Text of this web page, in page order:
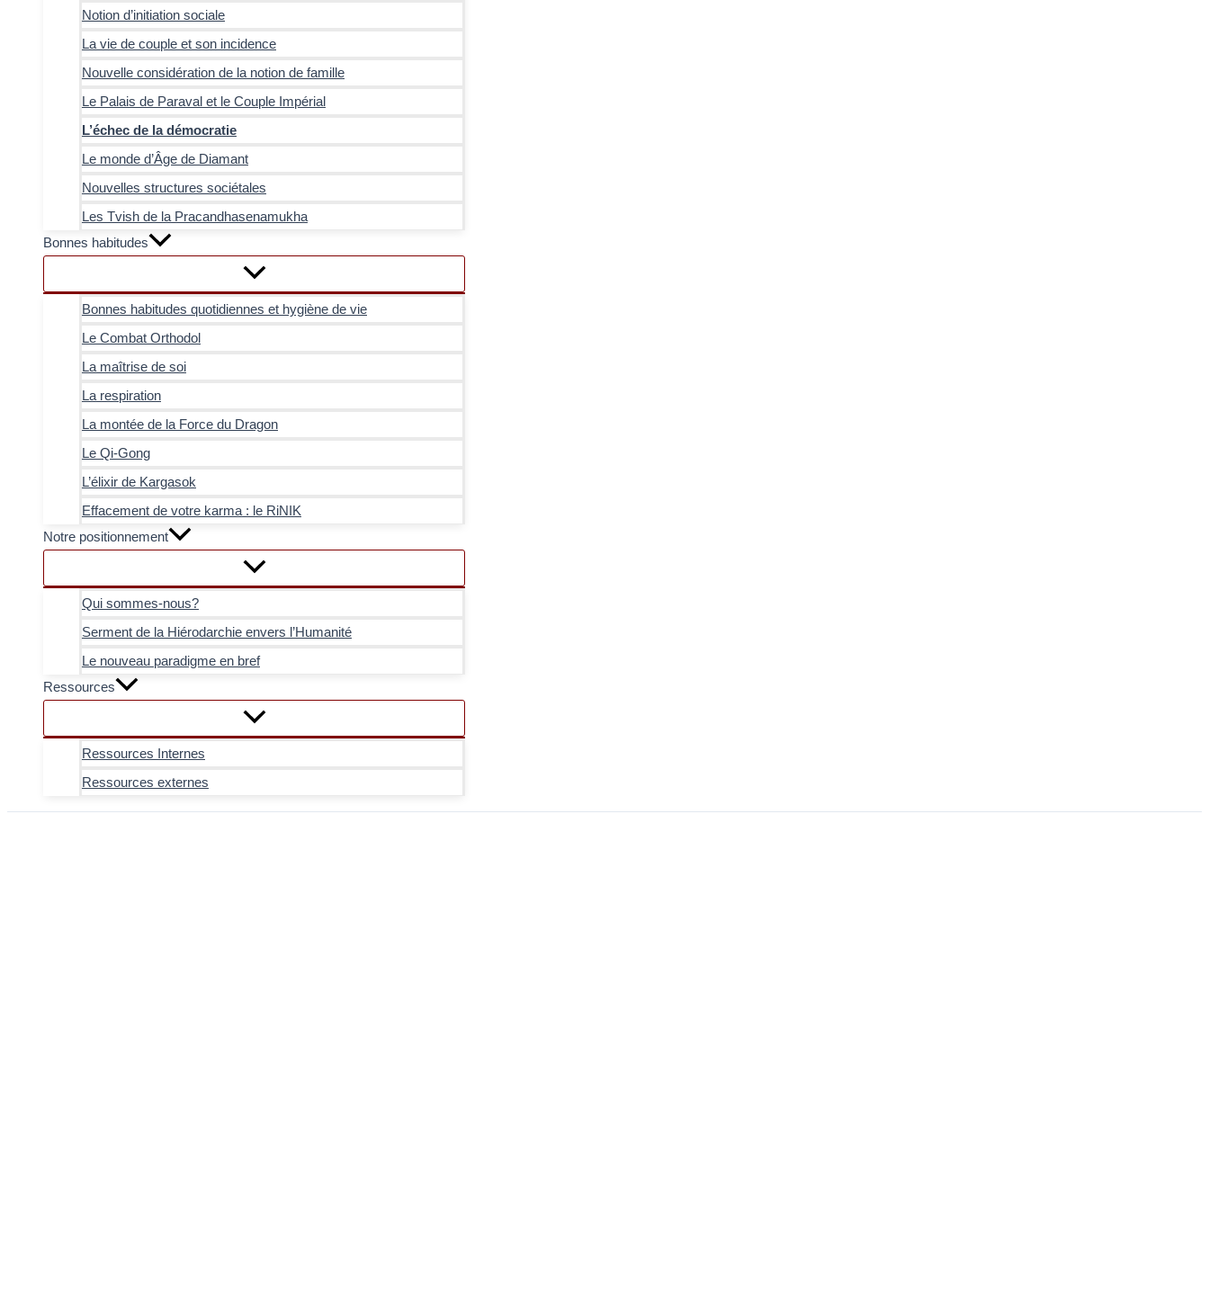
Notion d’initiation sociale
La vie de couple et son incidence
Nouvelle considération de la notion de famille
Le Palais de Paraval et le Couple Impérial
L’échec de la démocratie
Le monde d’Âge de Diamant
Nouvelles structures sociétales
Les Tvish de la Pracandhasenamukha
Bonnes habitudes
Bonnes habitudes quotidiennes et hygiène de vie
Le Combat Orthodol
La maîtrise de soi
La respiration
La montée de la Force du Dragon
Le Qi-Gong
L’élixir de Kargasok
Effacement de votre karma : le RiNIK
Notre positionnement
Qui sommes-nous?
Serment de la Hiérodarchie envers l’Humanité
Le nouveau paradigme en bref
Ressources
Ressources Internes
Ressources externes